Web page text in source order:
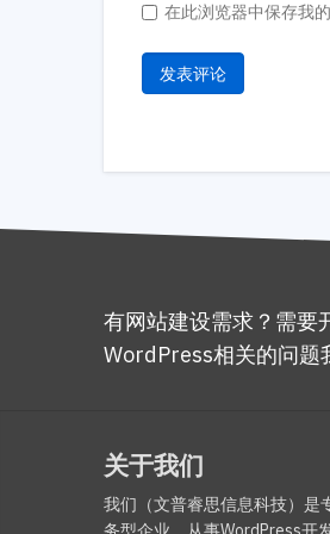
在此浏览器中保存我
有网站建设需求？需要
WordPress相关的问题
关于我们
我们（文普睿思信息科技）是